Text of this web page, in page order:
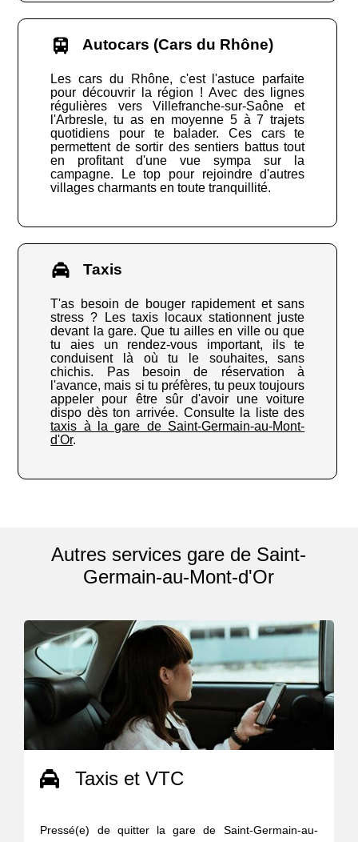
Autocars (Cars du Rhône)
Les cars du Rhône, c'est l'astuce parfaite
pour découvrir la région ! Avec des lignes
régulières vers Villefranche-sur-Saône et
l'Arbresle, tu as en moyenne 5 à 7 trajets
quotidiens pour te balader. Ces cars te
permettent de sortir des sentiers battus tout
en profitant d'une vue sympa sur la
campagne. Le top pour rejoindre d'autres
villages charmants en toute tranquillité.
Taxis
T'as besoin de bouger rapidement et sans
stress ? Les taxis locaux stationnent juste
devant la gare. Que tu ailles en ville ou que
tu aies un rendez-vous important, ils te
conduisent là où tu le souhaites, sans
chichis. Pas besoin de réservation à
l'avance, mais si tu préfères, tu peux toujours
appeler pour être sûr d'avoir une voiture
dispo dès ton arrivée. Consulte la liste des
taxis à la gare de Saint-Germain-au-Mont-
d'Or.
Autres services gare de Saint-
Germain-au-Mont-d'Or
Taxis et VTC
Pressé(e) de quitter la gare de Saint-Germain-au-